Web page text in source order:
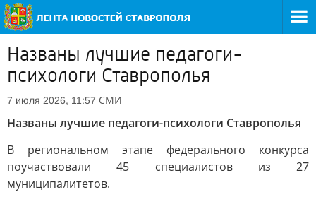
Названы лучшие педагоги-
психологи Ставрополья
7 июля 2026, 11:57 СМИ
Названы лучшие педагоги-психологи Ставрополья
В региональном этапе федерального конкурса
поучаствовали 45 специалистов из 27
муниципалитетов.